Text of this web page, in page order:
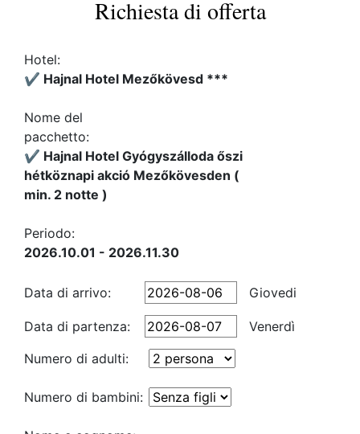
Richiesta di offerta
Hotel:
✔️ Hajnal Hotel Mezőkövesd ***
Nome del
pacchetto:
✔️ Hajnal Hotel Gyógyszálloda őszi
hétköznapi akció Mezőkövesden (
min. 2 notte )
Periodo:
2026.10.01 - 2026.11.30
Data di arrivo: Giovedi
Data di partenza:
Venerdì
Numero di adulti:
Numero di bambini: